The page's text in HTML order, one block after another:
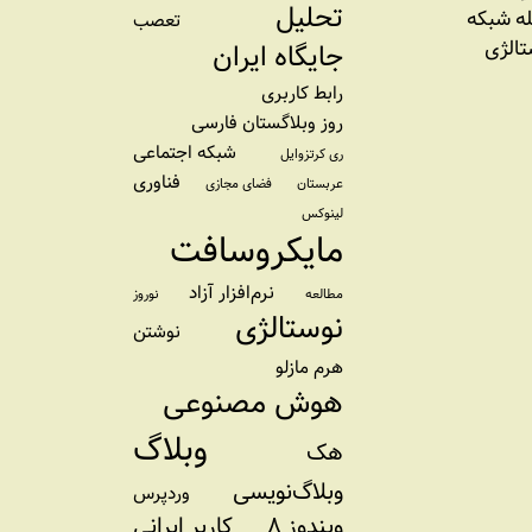
شبکه
تحلیل تعصب
جایگاه ایران
رابط کاربری
روز وبلاگستان فارسی
ری کرتزوایل شبکه اجتماعی
عربستان فضای مجازی فناوری
لینوکس
مایکروسافت
مطالعه نرم‌افزار آزاد نوروز
نوستالژی
نوشتن
هرم مازلو
هوش مصنوعی
هک وبلاگ
وبلاگ‌نویسی وردپرس